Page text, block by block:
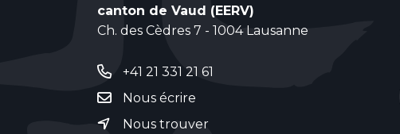
canton de Vaud (EERV)
Ch. des Cèdres 7 - 1004 Lausanne
+41 21 331 21 61
Nous écrire
Nous trouver